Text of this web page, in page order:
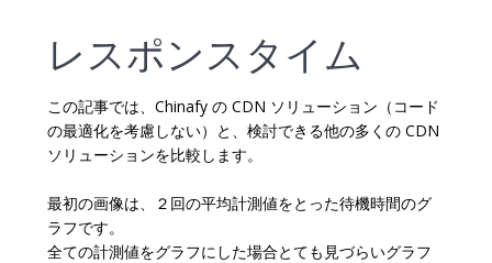
レスポンスタイム
この記事では、Chinafy の CDN ソリューション（コード
の最適化を考慮しない）と、検討できる他の多くの CDN
ソリューションを比較します。
最初の画像は、２回の平均計測値をとった待機時間のグ
ラフです。
全ての計測値をグラフにした場合とても見づらいグラフ